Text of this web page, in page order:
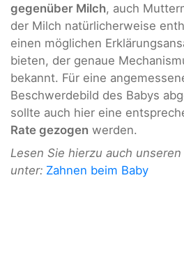
gegenüber Milch, auch
der Milch natürlicherweise
einen möglichen
bieten, der genaue
bekannt. Für eine
Beschwerdebild des Babys
sollte auch hier eine
Rate gezogen werden.
Lesen Sie hierzu auch
unter: Zahnen beim Baby